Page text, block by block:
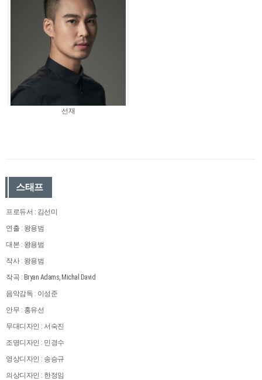
선재
스태프
프로듀서 : 김선미
연출 : 왕용범
대본 : 왕용범
작사 : 왕용범
작곡 : Bryan Adams, Michal David
음악감독 : 이성준
안무 : 홍유선
무대디자인 : 서숙진
조명디자인 : 민경수
영상디자인 : 송승규
의상디자인 : 한정임